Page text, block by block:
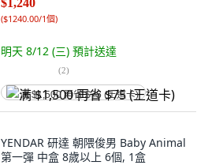
$1,240
($1240.00/1個)
明天 8/12 (三) 預計送達
(2)
满 $1,500 再省 $75 (王道卡)
YENDAR 研達 朝隈俊男 Baby Animal
第一彈 中盒 8歲以上 6個, 1盒